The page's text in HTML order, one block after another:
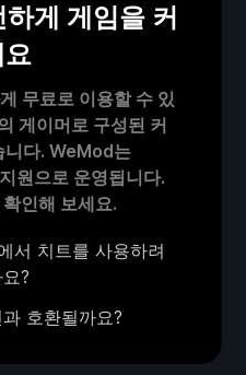
게 게임을 커
무료로 이용할 수 있
게이머로 구성된 커
니다. WeMod는
원으로 운영됩니다.
인해 보세요.
서 치트를 사용하려
?
호환될까요?